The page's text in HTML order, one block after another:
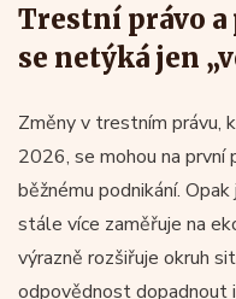
Trestní právo a
se netýká jen
Změny v trestním právu,
2026, se mohou na
běžnému podnikání.
stále více zaměřuje na
výrazně rozšiřuje okruh
odpovědnost dopadnout